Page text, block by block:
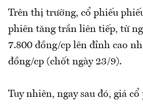
Trên thị trường, cổ phiếu
phiên tăng trần liên tiếp, từ
7.800 đồng/cp lên đỉnh cao
đồng/cp (chốt ngày 23/9).
Tuy nhiên, ngay sau đó, giá